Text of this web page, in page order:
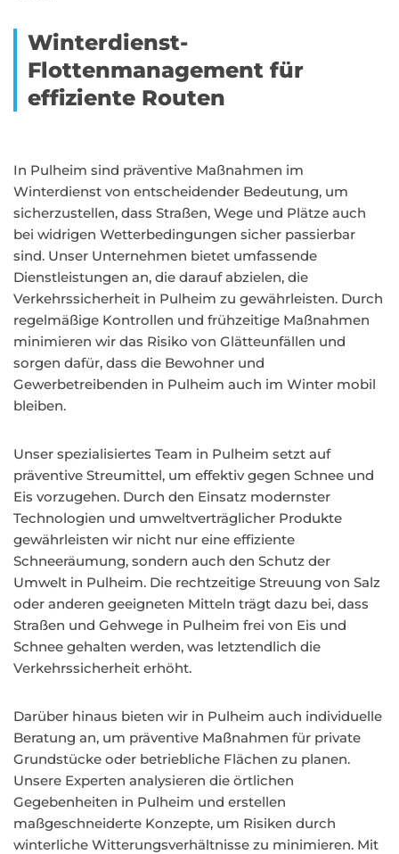
Winterdienst-
Flottenmanagement für
effiziente Routen
In Pulheim sind präventive Maßnahmen im
Winterdienst von entscheidender Bedeutung, um
sicherzustellen, dass Straßen, Wege und Plätze auch
bei widrigen Wetterbedingungen sicher passierbar
sind. Unser Unternehmen bietet umfassende
Dienstleistungen an, die darauf abzielen, die
Verkehrssicherheit in Pulheim zu gewährleisten. Durch
regelmäßige Kontrollen und frühzeitige Maßnahmen
minimieren wir das Risiko von Glätteunfällen und
sorgen dafür, dass die Bewohner und
Gewerbetreibenden in Pulheim auch im Winter mobil
bleiben.
Unser spezialisiertes Team in Pulheim setzt auf
präventive Streumittel, um effektiv gegen Schnee und
Eis vorzugehen. Durch den Einsatz modernster
Technologien und umweltverträglicher Produkte
gewährleisten wir nicht nur eine effiziente
Schneeräumung, sondern auch den Schutz der
Umwelt in Pulheim. Die rechtzeitige Streuung von Salz
oder anderen geeigneten Mitteln trägt dazu bei, dass
Straßen und Gehwege in Pulheim frei von Eis und
Schnee gehalten werden, was letztendlich die
Verkehrssicherheit erhöht.
Darüber hinaus bieten wir in Pulheim auch individuelle
Beratung an, um präventive Maßnahmen für private
Grundstücke oder betriebliche Flächen zu planen.
Unsere Experten analysieren die örtlichen
Gegebenheiten in Pulheim und erstellen
maßgeschneiderte Konzepte, um Risiken durch
winterliche Witterungsverhältnisse zu minimieren. Mit